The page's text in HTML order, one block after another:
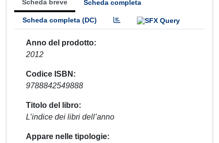
Scheda breve Scheda completa
Scheda completa (DC)
Anno del prodotto
2012
Codice ISBN
9788842549888
Titolo del libro
L’indice dei libri dell’anno
Appare nelle tipologie